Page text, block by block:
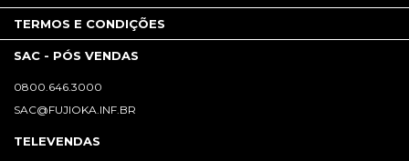
TERMOS E CONDIÇÕES
SAC - PÓS VENDAS
0800.646.3000
SAC@FUJIOKA.INF.BR
TELEVENDAS